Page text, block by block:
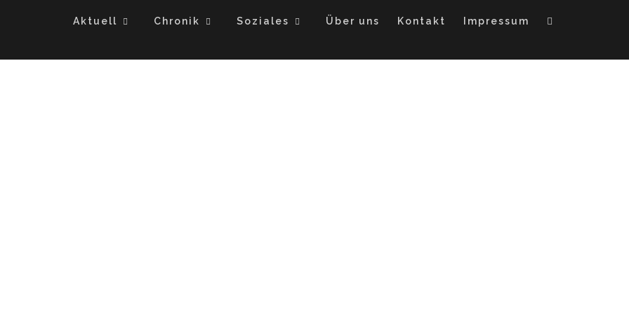
Aktuell Chronik Soziales Über uns Kontakt Impressum